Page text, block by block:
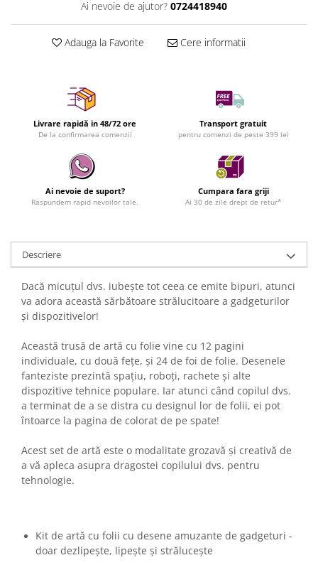
Ai nevoie de ajutor? 0724418940
Adauga la Favorite Cere informatii
Livrare rapidă in 48/72 ore
De la confirmarea comenzii
Transport gratuit
pentru comenzi de peste 399 lei
Ai nevoie de suport?
Raspundem rapid nevoilor tale.
Cumpara fara griji
Ai 30 de zile drept de retur*
Descriere
Dacă micuțul dvs. iubește tot ceea ce emite bipuri, atunci
va adora această sărbătoare strălucitoare a gadgeturilor
și dispozitivelor!
Această trusă de artă cu folie vine cu 12 pagini
individuale, cu două fețe, și 24 de foi de folie. Desenele
fanteziste prezintă spațiu, roboți, rachete și alte
dispozitive tehnice populare. Iar atunci când copilul dvs.
a terminat de a se distra cu designul lor de folii, ei pot
întoarce la pagina de colorat de pe spate!
Acest set de artă este o modalitate grozavă și creativă de
a vă apleca asupra dragostei copilului dvs. pentru
tehnologie.
Kit de artă cu folii cu desene amuzante de gadgeturi -
doar dezlipește, lipește și strălucește